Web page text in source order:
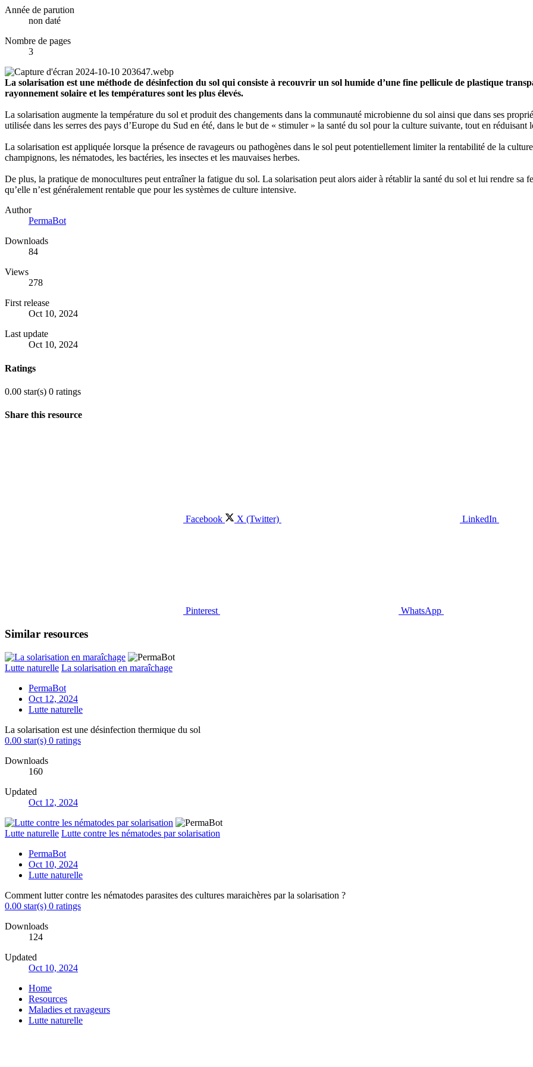
Année de parution
non daté
Nombre de pages
3
La solarisation est une méthode de désinfection du sol qui consiste à recouvrir un sol humide d’une fine pellicule de plastique
rayonnement solaire et les températures sont les plus élevés.
La solarisation augmente la température du sol et produit des changements dans la communauté microbienne du sol ainsi que dans ses
utilisée dans les serres des pays d’Europe du Sud en été, dans le but de « stimuler » la santé du sol pour la culture suivante, tout en réduisant
La solarisation est appliquée lorsque la présence de ravageurs ou pathogènes dans le sol peut potentiellement limiter la rentabilité de la
champignons, les nématodes, les bactéries, les insectes et les mauvaises herbes.
De plus, la pratique de monocultures peut entraîner la fatigue du sol. La solarisation peut alors aider à rétablir la santé du sol et lui rendre sa
qu’elle n’est généralement rentable que pour les systèmes de culture intensive.
Author
PermaBot
Downloads
84
Views
278
First release
Oct 10, 2024
Last update
Oct 10, 2024
Ratings
0.00 star(s) 0 ratings
Share this resource
Facebook X (Twitter) LinkedIn
Pinterest WhatsApp
Similar resources
Lutte naturelle La solarisation en maraîchage
PermaBot
Oct 12, 2024
Lutte naturelle
La solarisation est une désinfection thermique du sol
0.00 star(s) 0 ratings
Downloads
160
Updated
Oct 12, 2024
Lutte naturelle Lutte contre les nématodes par solarisation
PermaBot
Oct 10, 2024
Lutte naturelle
Comment lutter contre les nématodes parasites des cultures maraichères par la solarisation ?
0.00 star(s) 0 ratings
Downloads
124
Updated
Oct 10, 2024
Home
Resources
Maladies et ravageurs
Lutte naturelle